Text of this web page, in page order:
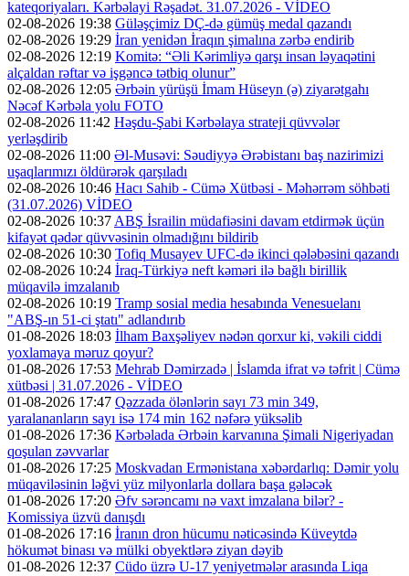
kateqoriyaları. Kərbəlayi Rəşadət. 31.07.2026 - VİDEO
02-08-2026 19:38 Güləşçimiz DÇ-də gümüş medal qazandı
02-08-2026 19:29 İran yenidən İraqın şimalına zərbə endirib
02-08-2026 12:19 Komitə: “Əli Kərimliyə qarşı insan ləyaqətini
alçaldan rəftar və işgəncə tətbiq olunur”
02-08-2026 12:05 Ərbəin yürüşü İmam Hüseyn (ə) ziyarətgahı
Nəcəf Kərbəla yolu FOTO
02-08-2026 11:42 Həşdu-Şabi Kərbəlaya strateji qüvvələr
yerləşdirib
02-08-2026 11:00 Əl-Musəvi: Səudiyyə Ərəbistanı baş nazirimizi
uşaqlarımızı öldürərək qarşıladı
02-08-2026 10:46 Hacı Sahib - Cümə Xütbəsi - Məhərrəm söhbəti
(31.07.2026) VİDEO
02-08-2026 10:37ABŞ İsrailin müdafiəsini davam etdirmək üçün
kifayət qədər qüvvəsinin olmadığını bildirib
02-08-2026 10:30 Tofiq Musayev UFC-də ikinci qələbəsini qazandı
02-08-2026 10:24 İraq-Türkiyə neft kəməri ilə bağlı birillik
müqavilə imzalanıb
02-08-2026 10:19 Tramp sosial media hesabında Venesuelanı
"ABŞ-ın 51-ci ştatı" adlandırıb
01-08-2026 18:03 İlham Baxşəliyev nədən qorxur ki, vəkili ciddi
yoxlamaya məruz qoyur?
01-08-2026 17:53 Mehrab Dəmirzadə | İslamda ifrat və təfrit | Cümə
xütbəsi | 31.07.2026 - VİDEO
01-08-2026 17:47 Qəzzada ölənlərin sayı 73 min 349,
yaralananların sayı isə 174 min 162 nəfərə yüksəlib
01-08-2026 17:36 Kərbəlada Ərbəin karvanına Şimali Nigeriyadan
qoşulan zəvvarlar
01-08-2026 17:25 Moskvadan Ermənistana xəbərdarlıq: Dəmir yolu
müqaviləsinin ləğvi yüz milyonlarla dollara başa gələcək
01-08-2026 17:20 Əfv sərəncamı nə vaxt imzalana bilər? -
Komissiya üzvü danışdı
01-08-2026 17:16 İranın dron hücumu nəticəsində Küveytdə
hökumət binası və mülki obyektlərə ziyan dəyib
01-08-2026 12:37 Cüdo üzrə U-17 yeniyetmələr arasında Liqa